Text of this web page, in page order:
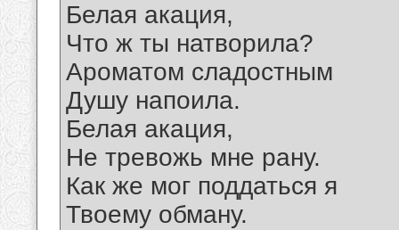
Белая акация,
Что ж ты натворила?
Ароматом сладостным
Душу напоила.
Белая акация,
Не тревожь мне рану.
Как же мог поддаться я
Твоему обману.